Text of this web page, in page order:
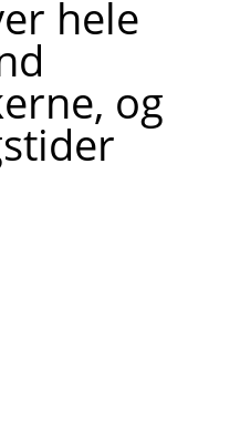
hele
og